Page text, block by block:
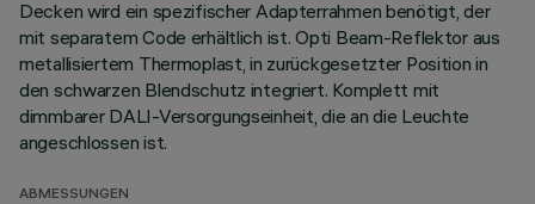
Decken wird ein spezifischer Adapterrahmen benötigt, der
mit separatem Code erhältlich ist. Opti Beam-Reflektor aus
metallisiertem Thermoplast, in zurückgesetzter Position in
den schwarzen Blendschutz integriert. Komplett mit
dimmbarer DALI-Versorgungseinheit, die an die Leuchte
angeschlossen ist.
ABMESSUNGEN